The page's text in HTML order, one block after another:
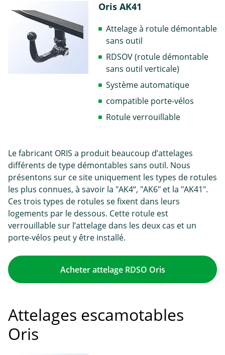
Oris AK41
Attelage à rotule démontable
sans outil
RDSOV (rotule démontable
sans outil verticale)
Système automatique
compatible porte-vélos
Rotule verrouillable
Le fabricant ORIS a produit beaucoup d’attelages
différents de type démontables sans outil. Nous
présentons sur ce site uniquement les types de rotules
les plus connues, à savoir la "AK4“, "AK6" et la "AK41".
Ces trois types de rotules se fixent dans leurs
logements par le dessous. Cette rotule est
verrouillable sur l’attelage dans les deux cas et un
porte-vélos peut y être installé.
Acheter attelage RDSO Oris
Attelages escamotables
Oris